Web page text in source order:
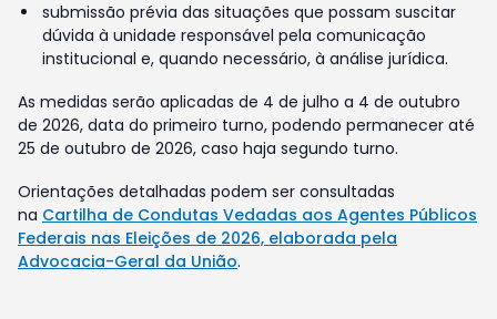
submissão prévia das situações que possam suscitar
dúvida à unidade responsável pela comunicação
institucional e, quando necessário, à análise jurídica.
As medidas serão aplicadas de 4 de julho a 4 de outubro
de 2026, data do primeiro turno, podendo permanecer até
25 de outubro de 2026, caso haja segundo turno.
Orientações detalhadas podem ser consultadas
na Cartilha de Condutas Vedadas aos Agentes Públicos
Federais nas Eleições de 2026, elaborada pela
Advocacia-Geral da União.